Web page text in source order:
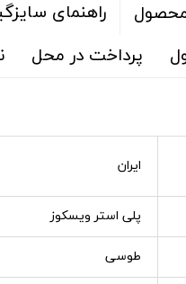
راهنمای
پرداخت در محل
ایران
پلی استر ویسکوز
طوسی